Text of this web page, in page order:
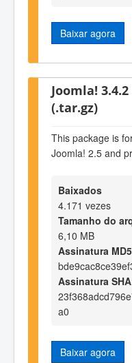
Baixar agora
Joomla!
(.tar.gz)
This package is
Joomla! 2.5 and
Baixados
4.171 vezes
Tamanho do
6,10 MB
Assinatura MD5
Assinatura
a0
Baixar agora